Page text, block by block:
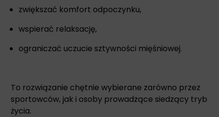
zwiększać komfort odpoczynku,
wspierać relaksację,
ograniczać uczucie sztywności mięśniowej.
To rozwiązanie chętnie wybierane zarówno przez
sportowców, jak i osoby prowadzące siedzący tryb
życia.